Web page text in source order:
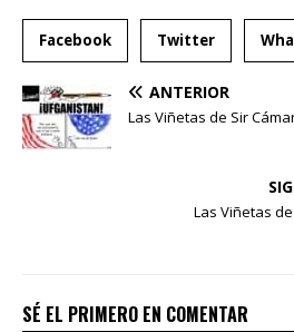
Facebook Twitter
ANTERIOR
Las Viñetas de Sir
Las Viñetas
SÉ EL PRIMERO EN COMENTAR